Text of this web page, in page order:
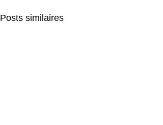
Posts similaires